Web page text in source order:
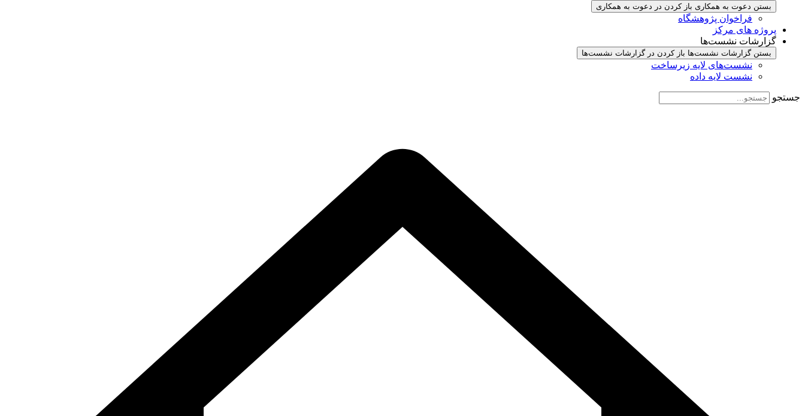
بستن دعوت به همکاری باز کردن در دعوت به همکاری
فراخوان پژوهشگاه
پروژه های مرکز
گزارشات نشست‌ها
بستن گزارشات نشست‌ها باز کردن در گزارشات نشست‌ها
نشست‌‌های لایه زیرساخت
نشست لایه داده
جستجو